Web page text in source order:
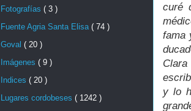
curé
fama
y lo
Fotografías ( 3 )
Fuente Agria Santa Elisa ( 74 )
Goval ( 20 )
Imágenes ( 9 )
Indices ( 20 )
Lugares cordobeses ( 1242 )